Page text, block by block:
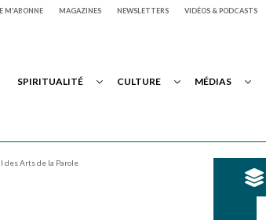
M'ABONNE MAGAZINES NEWSLETTERS VIDÉOS & PODCASTS
SPIRITUALITÉ CULTURE MÉDIAS
des Arts de la Parole